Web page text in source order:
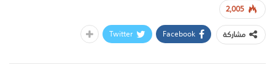
2,005
مشاركة
Facebook
Twitter